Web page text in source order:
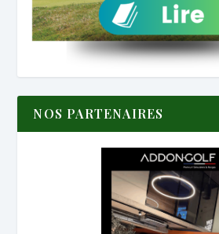
NOS PARTENAIRES